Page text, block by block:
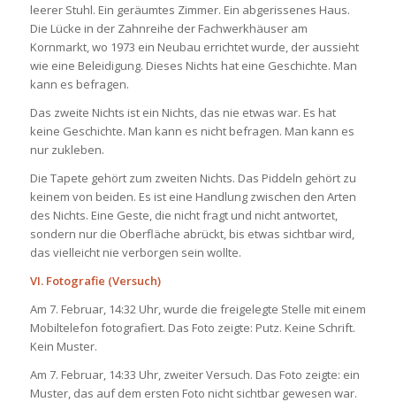
leerer Stuhl. Ein geräumtes Zimmer. Ein abgerissenes Haus.
Die Lücke in der Zahnreihe der Fachwerkhäuser am
Kornmarkt, wo 1973 ein Neubau errichtet wurde, der aussieht
wie eine Beleidigung. Dieses Nichts hat eine Geschichte. Man
kann es befragen.
Das zweite Nichts ist ein Nichts, das nie etwas war. Es hat
keine Geschichte. Man kann es nicht befragen. Man kann es
nur zukleben.
Die Tapete gehört zum zweiten Nichts. Das Piddeln gehört zu
keinem von beiden. Es ist eine Handlung zwischen den Arten
des Nichts. Eine Geste, die nicht fragt und nicht antwortet,
sondern nur die Oberfläche abrückt, bis etwas sichtbar wird,
das vielleicht nie verborgen sein wollte.
VI. Fotografie (Versuch)
Am 7. Februar, 14:32 Uhr, wurde die freigelegte Stelle mit einem
Mobiltelefon fotografiert. Das Foto zeigte: Putz. Keine Schrift.
Kein Muster.
Am 7. Februar, 14:33 Uhr, zweiter Versuch. Das Foto zeigte: ein
Muster, das auf dem ersten Foto nicht sichtbar gewesen war.